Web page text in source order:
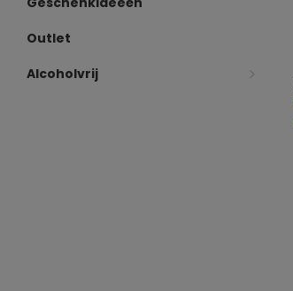
Outlet
Alcoholvrij